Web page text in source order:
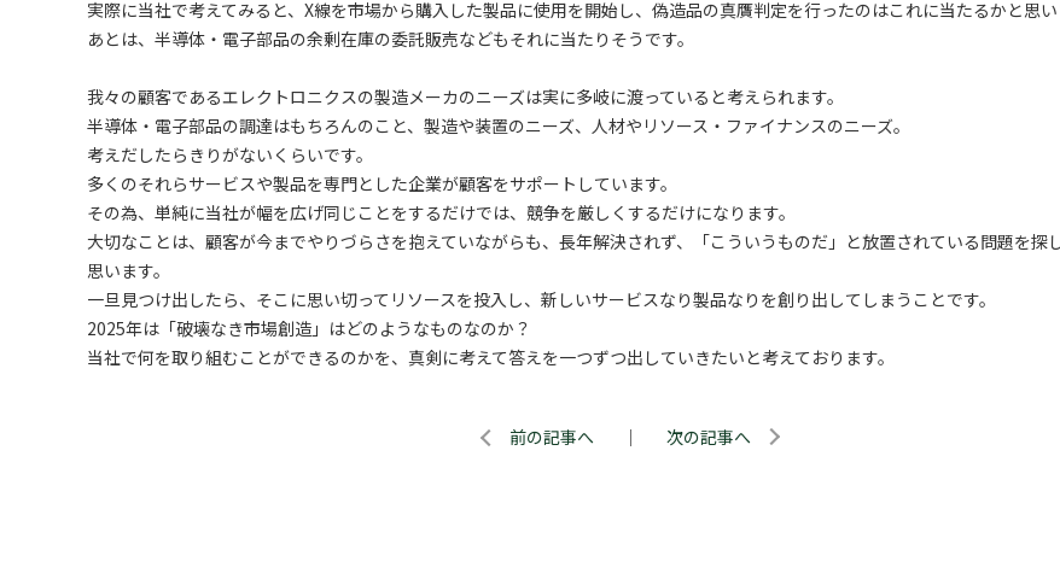
実際に当社で考えてみると、X線を市場から購入した製品に使用を開始し、偽造品の真贋判定を行ったのはこれに当たるかと思い
あとは、半導体・電子部品の余剰在庫の委託販売などもそれに当たりそうです。
我々の顧客であるエレクトロニクスの製造メーカのニーズは実に多岐に渡っていると考えられます。
半導体・電子部品の調達はもちろんのこと、製造や装置のニーズ、人材やリソース・ファイナンスのニーズ。
考えだしたらきりがないくらいです。
多くのそれらサービスや製品を専門とした企業が顧客をサポートしています。
その為、単純に当社が幅を広げ同じことをするだけでは、競争を厳しくするだけになります。
大切なことは、顧客が今までやりづらさを抱えていながらも、長年解決されず、「こういうものだ」と放置されている問題を探
思います。
一旦見つけ出したら、そこに思い切ってリソースを投入し、新しいサービスなり製品なりを創り出してしまうことです。
2025年は「破壊なき市場創造」はどのようなものなのか？
当社で何を取り組むことができるのかを、真剣に考えて答えを一つずつ出していきたいと考えております。
前の記事へ ｜ 次の記事へ